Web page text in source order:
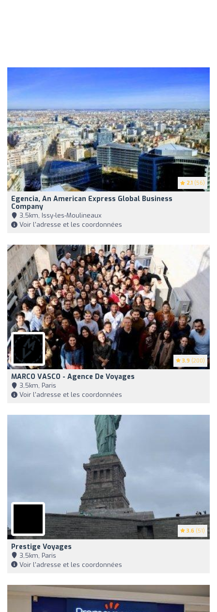
2.1 (56)
Egencia, An American Express Global Business
Company
3,5km, Issy-les-Moulineaux
Voir l'adresse et les coordonnées
3.9 (200)
MARCO VASCO - Agence De Voyages
3,5km, Paris
Voir l'adresse et les coordonnées
3.6 (51)
Prestige Voyages
3,5km, Paris
Voir l'adresse et les coordonnées